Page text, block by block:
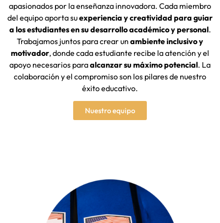
apasionados por la enseñanza innovadora. Cada miembro
del equipo aporta suexperiencia y creatividad para guiar
a los estudiantes en su desarrollo académico y personal.
Trabajamos juntos para crear un ambiente inclusivo y
motivador, donde cada estudiante recibe la atención y el
apoyo necesarios paraalcanzar su máximo potencial. La
colaboración y el compromiso son los pilares de nuestro
éxito educativo.
Nuestro equipo